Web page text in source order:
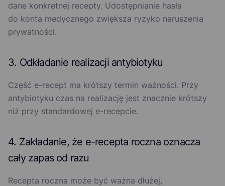
dane konkretnej recepty. Udostępnianie hasła
do konta medycznego zwiększa ryzyko naruszenia
prywatności.
3. Odkładanie realizacji antybiotyku
Część e-recept ma krótszy termin ważności. Przy
antybiotyku czas na realizację jest znacznie krótszy
niż przy standardowej e-recepcie.
4. Zakładanie, że e-recepta roczna oznacza
cały zapas od razu
Recepta roczna może być ważna dłużej,